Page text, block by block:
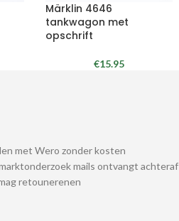
Märklin 4646
tankwagon met
opschrift
€15.95
met Wero zonder kosten
mails ontvangt achteraf
retounerenen